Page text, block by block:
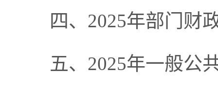
四、2025年部门财
五、2025年一般公